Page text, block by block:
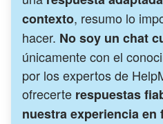
contexto, resumo lo
hacer. No soy un chat
únicamente con el
por los expertos de
ofrecerte respuestas
nuestra experiencia en